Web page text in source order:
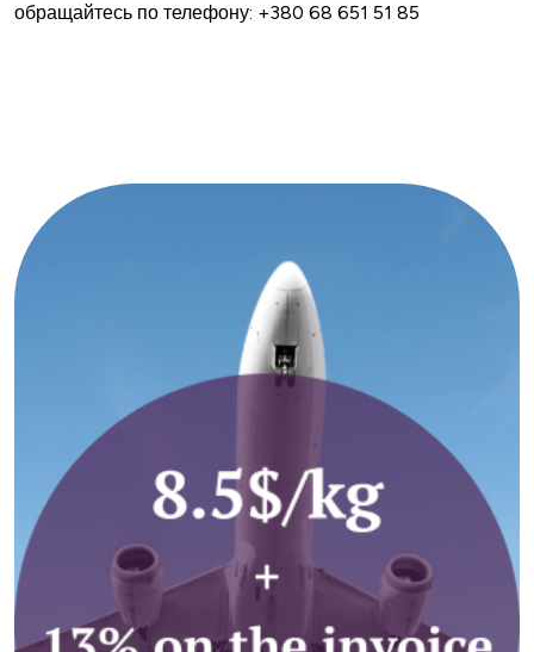
обращайтесь по телефону: +380 68 651 51 85